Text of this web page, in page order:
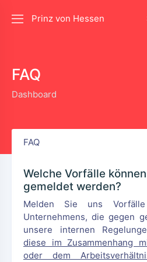
Prinz von Hessen
FAQ
Dashboard
FAQ
Welche Vorfälle
gemeldet werden?
Melden Sie uns
Unternehmens, die gegen
unsere internen
diese im Zusammenhang
oder dem